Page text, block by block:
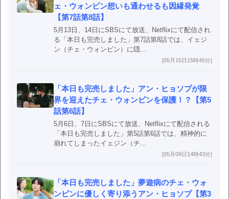
ェ・ウォンビン想いも通わせるも因縁発覚
【第7話第8話】
5月13日、14日にSBSにて放送、Netflixにて配信され
る「本日も完売しました」第7話第8話では、イェジ
ン（チェ・ウォンビン）に隠...
[05月15日15時45分]
「本日も完売しました」アン・ヒョソプが限
界を迎えたチェ・ウォンビンを保護！？【第5
話第6話】
5月6日、7日にSBSにて放送、Netflixにて配信される
「本日も完売しました」第5話第6話では、精神的に
崩れてしまったイェジン（チ...
[05月08日14時43分]
「本日も完売しました」夢遊病のチェ・ウォ
ンビンに優しく寄り添うアン・ヒョソプ【第3